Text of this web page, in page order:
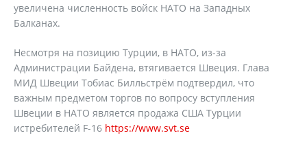
увеличена численность войск НАТО на Западных
Балканах.
Несмотря на позицию Турции, в НАТО, из-за
Администрации Байдена, втягивается Швеция. Глава
МИД Швеции Тобиас Билльстрём подтвердил, что
важным предметом торгов по вопросу вступления
Швеции в НАТО является продажа США Турции
истребителей F-16 https://www.svt.se